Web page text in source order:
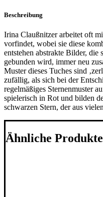
Beschreibung
Irina Claußnitzer arbeitet oft
vorfindet, wobei sie diese
entstehen abstrakte Bilder, die
gebunden wird, immer neu
Muster dieses Tuches sind
zufällig, als sich bei der
regelmäßiges Sternenmuster
spielerisch in Rot und bilden
schwarzen Stern, der aus
Ähnliche Produkte